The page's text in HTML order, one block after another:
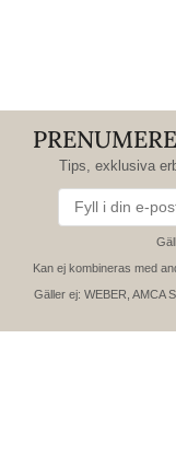
Tips, exklusiva
Kan ej kombineras med
Gäller ej: WEBER, AMCA